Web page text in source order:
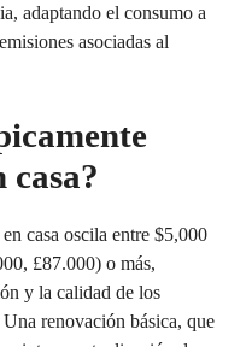
adaptando el consumo a
asociadas al
casa?
casa oscila entre $5,000
£87.000) o más,
y la calidad de los
renovación básica, que